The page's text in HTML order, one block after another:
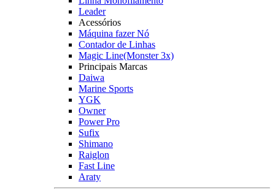
Leader
Acessórios
Máquina fazer Nó
Contador de Linhas
Magic Line(Monster 3x)
Principais Marcas
Daiwa
Marine Sports
YGK
Owner
Power Pro
Sufix
Shimano
Raiglon
Fast Line
Araty